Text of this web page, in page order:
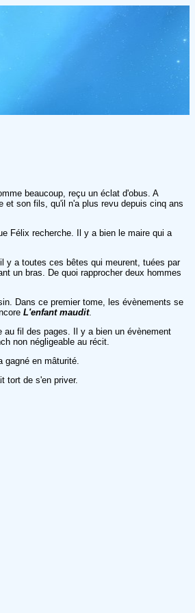
beaucoup, reçu un éclat d'obus. A
et son fils, qu'il n'a plus revu depuis cinq ans
Félix recherche. Il y a bien le maire qui a
y a toutes ces bêtes qui meurent, tuées par
un bras. De quoi rapprocher deux hommes
Dans ce premier tome, les évènements se
L'enfant maudit.
au fil des pages. Il y a bien un évènement
non négligeable au récit.
en mâturité.
tort de s'en priver.